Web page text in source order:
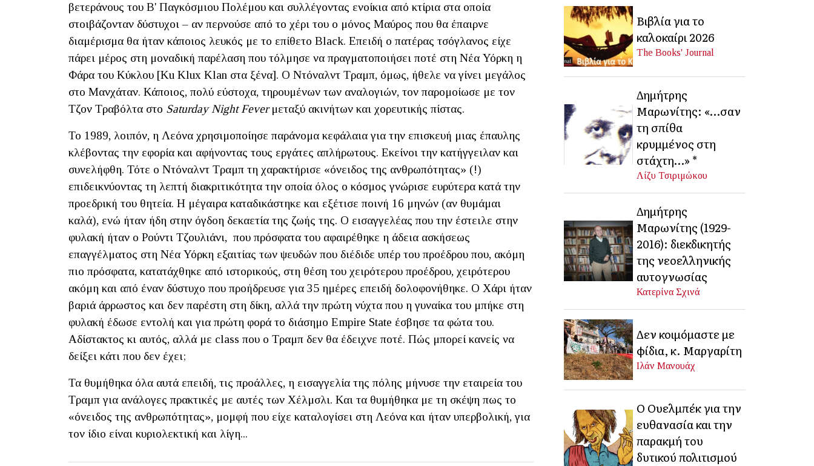
βετεράνους του Β' Παγκόσμιου Πολέμου και συλλέγοντας ενοίκια από κτίρια στα οποία
στοιβάζονταν δύστυχοι – αν περνούσε από το χέρι του ο μόνος Μαύρος που θα έπαιρνε
διαμέρισμα θα ήταν κάποιος λευκός με το επίθετο Black. Επειδή ο πατέρας τσόγλανος είχε
πάρει μέρος στη μοναδική παρέλαση που τόλμησε να πραγματοποιήσει ποτέ στη Νέα Υόρκη η
Φάρα του Κύκλου [Ku Klux Klan στα ξένα]. Ο Ντόναλντ Τραμπ, όμως, ήθελε να γίνει μεγάλος
στο Mανχάταν. Κάποιος, πολύ εύστοχα, τηρουμένων των αναλογιών, τον παρομοίωσε με τον
Τζον Τραβόλτα στο Saturday Night Feverμεταξύ ακινήτων και χορευτικής πίστας.
Το 1989, λοιπόν, η Λεόνα χρησιμοποίησε παράνομα κεφάλαια για την επισκευή μιας έπαυλης
κλέβοντας την εφορία και αφήνοντας τους εργάτες απλήρωτους. Εκείνοι την κατήγγειλαν και
συνελήφθη. Τότε ο Ντόναλντ Τραμπ τη χαρακτήρισε «όνειδος της ανθρωπότητας» (!)
επιδεικνύοντας τη λεπτή διακριτικότητα την οποία όλος ο κόσμος γνώρισε ευρύτερα κατά την
προεδρική του θητεία. Η μέγαιρα καταδικάστηκε και εξέτισε ποινή 16 μηνών (αν θυμάμαι
καλά), ενώ ήταν ήδη στην όγδοη δεκαετία της ζωής της. Ο εισαγγελέας που την έστειλε στην
φυλακή ήταν ο Ρούντι Τζουλιάνι, που πρόσφατα του αφαιρέθηκε η άδεια ασκήσεως
επαγγέλματος στη Nέα Υόρκη εξαιτίας των ψευδών που διέδιδε υπέρ του προέδρου που, ακόμη
πιο πρόσφατα, κατατάχθηκε από ιστορικούς, στη θέση του χειρότερου προέδρου, χειρότερου
ακόμη και από έναν δύστυχο που προήδρευσε για 35 ημέρες επειδή δολοφονήθηκε. Ο Χάρι ήταν
βαριά άρρωστος και δεν παρέστη στη δίκη, αλλά την πρώτη νύχτα που η γυναίκα του μπήκε στη
φυλακή έδωσε εντολή και για πρώτη φορά το διάσημο Empire State έσβησε τα φώτα του.
Αδίστακτος κι αυτός, αλλά με class που ο Τραμπ δεν θα έδειχνε ποτέ. Πώς μπορεί κανείς να
δείξει κάτι που δεν έχει;
Τα θυμήθηκα όλα αυτά επειδή, τις προάλλες, η εισαγγελία της πόλης μήνυσε την εταιρεία του
Τραμπ για ανάλογες πρακτικές με αυτές των Χέλμσλι. Και τα θυμήθηκα με τη σκέψη πως το
«όνειδος της ανθρωπότητας», μομφή που είχε καταλογίσει στη Λεόνα και ήταν υπερβολική, για
τον ίδιο είναι κυριολεκτική και λίγη...
Βιβλία για το
καλοκαίρι 2026
The Books' Journal
Δημήτρης
Μαρωνίτης: «…σαν
τη σπίθα
κρυμμένος στη
στάχτη…» *
Λίζυ Τσιριμώκου
Δημήτρης
Μαρωνίτης (1929-
2016): διεκδικητής
της νεοελληνικής
αυτογνωσίας
Κατερίνα Σχινά
Δεν κοιμόμαστε με
φίδια, κ. Μαργαρίτη
Ιλάν Μανουάχ
Ο Ουελμπέκ για την
ευθανασία και την
παρακμή του
δυτικού πολιτισμού